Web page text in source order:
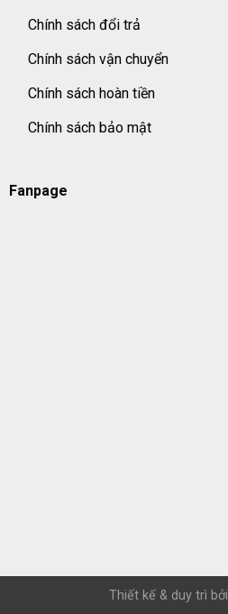
Chính sách đổi trả
Chính sách vận chuyển
Chính sách hoàn tiền
Chính sách bảo mật
Fanpage
Thiết kế & duy trì bởi